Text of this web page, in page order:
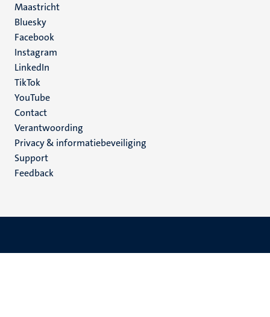
Maastricht
Social
media
Bluesky
Facebook
Instagram
LinkedIn
TikTok
YouTube
Menu
footer
(NL)
Contact
Verantwoording
Privacy & informatiebeveiliging
Support
Feedback